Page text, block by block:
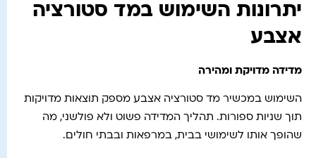
יתרונות השימוש במד סטורציה
אצבע
מדידה מדויקת ומהירה
השימוש במכשיר מד סטורציה אצבע מספק תוצאות מדויקות
תוך שניות ספורות. תהליך המדידה פשוט ולא פולשני, מה
שהופך אותו לשימושי בבית, במרפאות ובבתי חולים.